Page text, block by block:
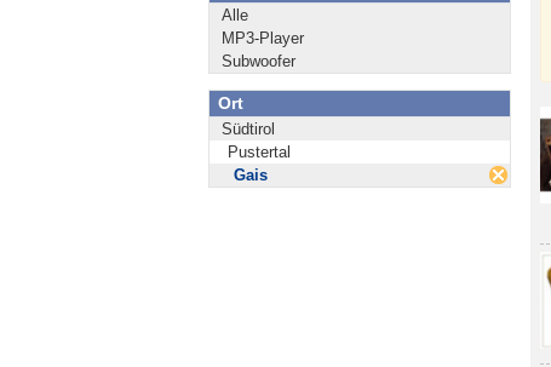
Alle
MP3-Player
Subwoofer
Ort
Südtirol
Pustertal
Gais